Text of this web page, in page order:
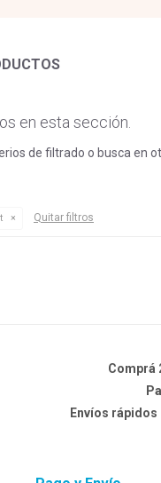
en esta sección.
de filtrado o busca en
Quitar filtros
Comprá
Envíos